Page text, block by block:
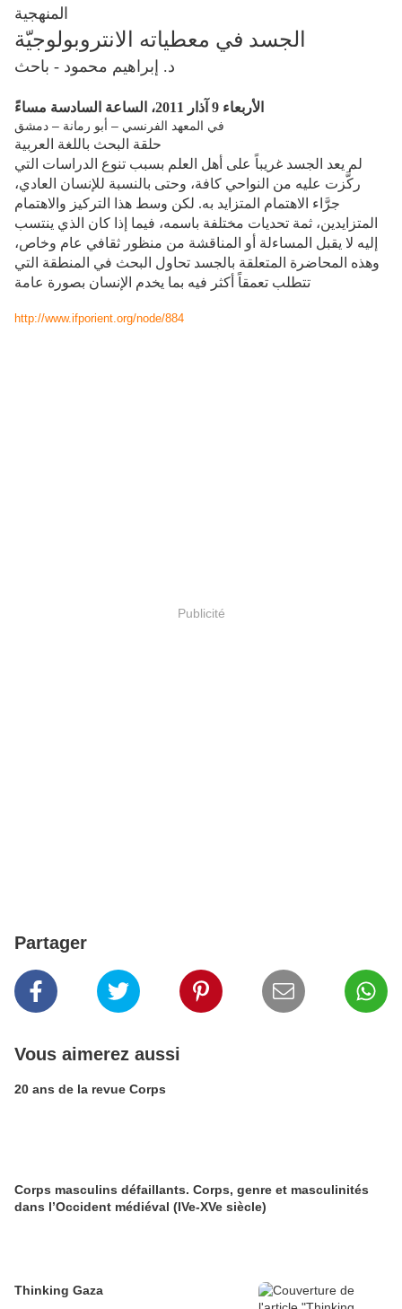
المنهجية
الجسد في معطياته الانتروبولوجيّة
د. إبراهيم محمود - باحث
الأربعاء 9 آذار 2011، الساعة السادسة مساءً
في المعهد الفرنسي – أبو رمانة – دمشق
حلقة البحث باللغة العربية
لم يعد الجسد غريباً على أهل العلم بسبب تنوع الدراسات التي
ركَّزت عليه من النواحي كافة، وحتى بالنسبة للإنسان العادي،
جرَّاء الاهتمام المتزايد به. لكن وسط هذا التركيز والاهتمام
المتزايدين، ثمة تحديات مختلفة باسمه، فيما إذا كان الذي ينتسب
إليه لا يقبل المساءلة أو المناقشة من منظور ثقافي عام وخاص،
وهذه المحاضرة المتعلقة بالجسد تحاول البحث في المنطقة التي
تتطلب تعمقاً أكثر فيه بما يخدم الإنسان بصورة عامة
http://www.ifporient.org/node/884
Publicité
Partager
Vous aimerez aussi
20 ans de la revue Corps
Corps masculins défaillants. Corps, genre et masculinités
dans l’Occident médiéval (IVe-XVe siècle)
Thinking Gaza